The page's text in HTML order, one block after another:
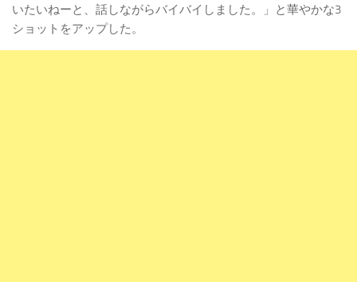
いたいねーと、話しながらバイバイしました。」と華やかな3
ショットをアップした。